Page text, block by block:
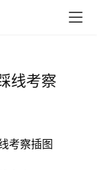
线考察